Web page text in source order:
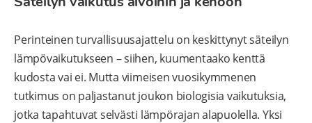
Perinteinen turvallisuusajattelu on keskittynyt säteilyn
lämpövaikutukseen – siihen, kuumentaako kenttä
kudosta vai ei. Mutta viimeisen vuosikymmenen
tutkimus on paljastanut joukon biologisia vaikutuksia,
jotka tapahtuvat selvästi lämpörajan alapuolella. Yksi